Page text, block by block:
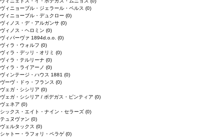
ヴィニョーブル・ジェラール・ペルス (0)
ヴィニョーブル・デュクロー (0)
ヴィノス・デ・アルガンサ (0)
ヴィノス・ヘロミン (0)
ヴィパーヴァ 1894d.o.o. (0)
ヴィラ・ウォルフ (0)
ヴィラ・デッリ・オリミ (0)
ヴィラ・テルリーナ (0)
ヴィラ・ライアーノ (0)
ヴィンテージ・ハウス 1881 (0)
ヴーヴ・ドゥ・フランス (0)
ヴェガ・シシリア (0)
ヴェガ・シシリア / ボデガス・ピンティア (0)
ヴェネア (0)
シックス・エイト・ナイン・セラーズ (0)
テュヌヴァン (0)
ヴェルタックス (0)
シャトー・ラフォリ・ペラゲ (0)